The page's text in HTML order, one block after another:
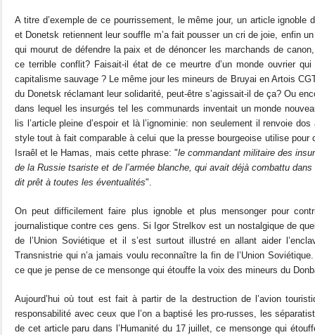
A titre d’exemple de ce pourrissement, le même jour, un article ignoble
et Donetsk retiennent leur souffle m’a fait pousser un cri de joie, enfin
qui mourut de défendre la paix et de dénoncer les marchands de
ce terrible conflit? Faisait-il état de ce meurtre d’un monde ouvrier
capitalisme sauvage ? Le même jour les mineurs de Bruyai en Artois
du Donetsk réclamant leur solidarité, peut-être s’agissait-il de ça? Ou
dans lequel les insurgés tel les communards inventait un monde
lis l’article pleine d’espoir et là l’ignominie: non seulement il renvoie
style tout à fait comparable à celui que la presse bourgeoise utilise pour
Israêl et le Hamas, mais cette phrase: "le commandant militaire des
de la Russie tsariste et de l’armée blanche, qui avait déjà combattu
dit prêt à toutes les éventualités".
On peut difficilement faire plus ignoble et plus mensonger pour
journalistique contre ces gens. Si Igor Strelkov est un nostalgique de
de l’Union Soviétique et il s’est surtout illustré en allant aider
Transnistrie qui n’a jamais voulu reconnaître la fin de l’Union
ce que je pense de ce mensonge qui étouffe la voix des mineurs du
Aujourd’hui où tout est fait à partir de la destruction de l’avion
responsabilité avec ceux que l’on a baptisé les pro-russes, les
de cet article paru dans l’Humanité du 17 juillet, ce mensonge qui